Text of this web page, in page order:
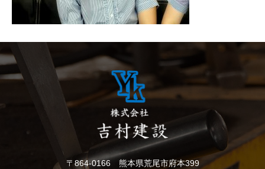
〒864-0166 熊本県荒尾市府本399